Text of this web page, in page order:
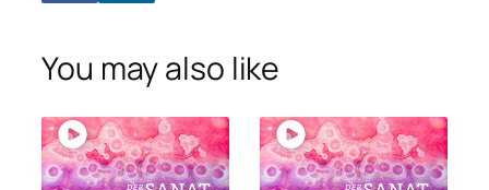
You may also like